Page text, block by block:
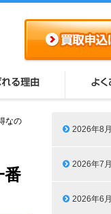
なの
番
2026年8月
2026年7月
2026年6月